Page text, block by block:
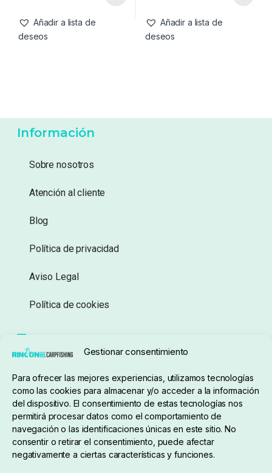
Gestionar consentimiento
Para ofrecer las mejores experiencias, utilizamos tecnologías
como las cookies para almacenar y/o acceder a la información
del dispositivo. El consentimiento de estas tecnologías nos
permitirá procesar datos como el comportamiento de
navegación o las identificaciones únicas en este sitio. No
consentir o retirar el consentimiento, puede afectar
negativamente a ciertas características y funciones.
Añadir a lista de
deseos
Añadir a lista de
deseos
Información
Sobre nosotros
Atención al cliente
Blog
Política de privacidad
Aviso Legal
Política de cookies
Sobre nosotros